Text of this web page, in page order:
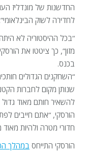
החדשנות של מונדליז
לחדירה לשוק הבינלאומי”.
“בכל ההיסטוריה לא
מזון”, כך ציטטו את
בכנס.
“השחקנים הגדולים
שנותן מקום לחברות
להשאיר חותם מאוד גדול
הורסקי, “אתם חייבים
חדורי מטרה ולהיות
הורסקי התייחס במהלך